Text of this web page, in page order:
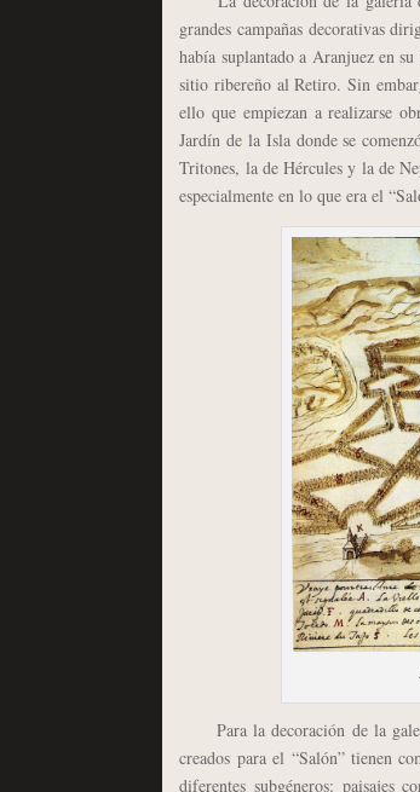
grandes campañas decorativas
había suplantado a Aranjuez en
sitio ribereño al Retiro. Sin
ello que empiezan a realizarse
Jardín de la Isla donde se
Tritones, la de Hércules y la de
especialmente en lo que era el
Para la decoración de la
creados para el “Salón” tienen
diferentes subgéneros: paisajes